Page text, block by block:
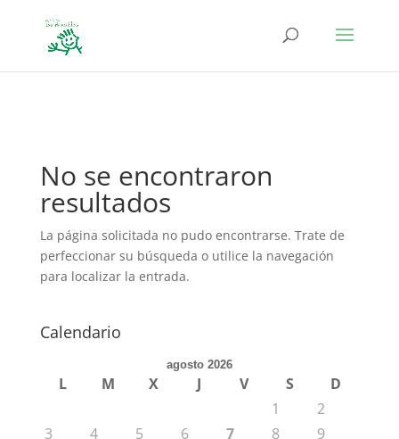
No se encontraron
resultados
La página solicitada no pudo encontrarse. Trate de
perfeccionar su búsqueda o utilice la navegación
para localizar la entrada.
Calendario
agosto 2026
L M X J V S
D
1
2
3
4 5 6 7 8
9